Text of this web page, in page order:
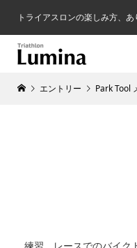
トライアスロンの楽しみ方、あ
エントリー Park Tool メ